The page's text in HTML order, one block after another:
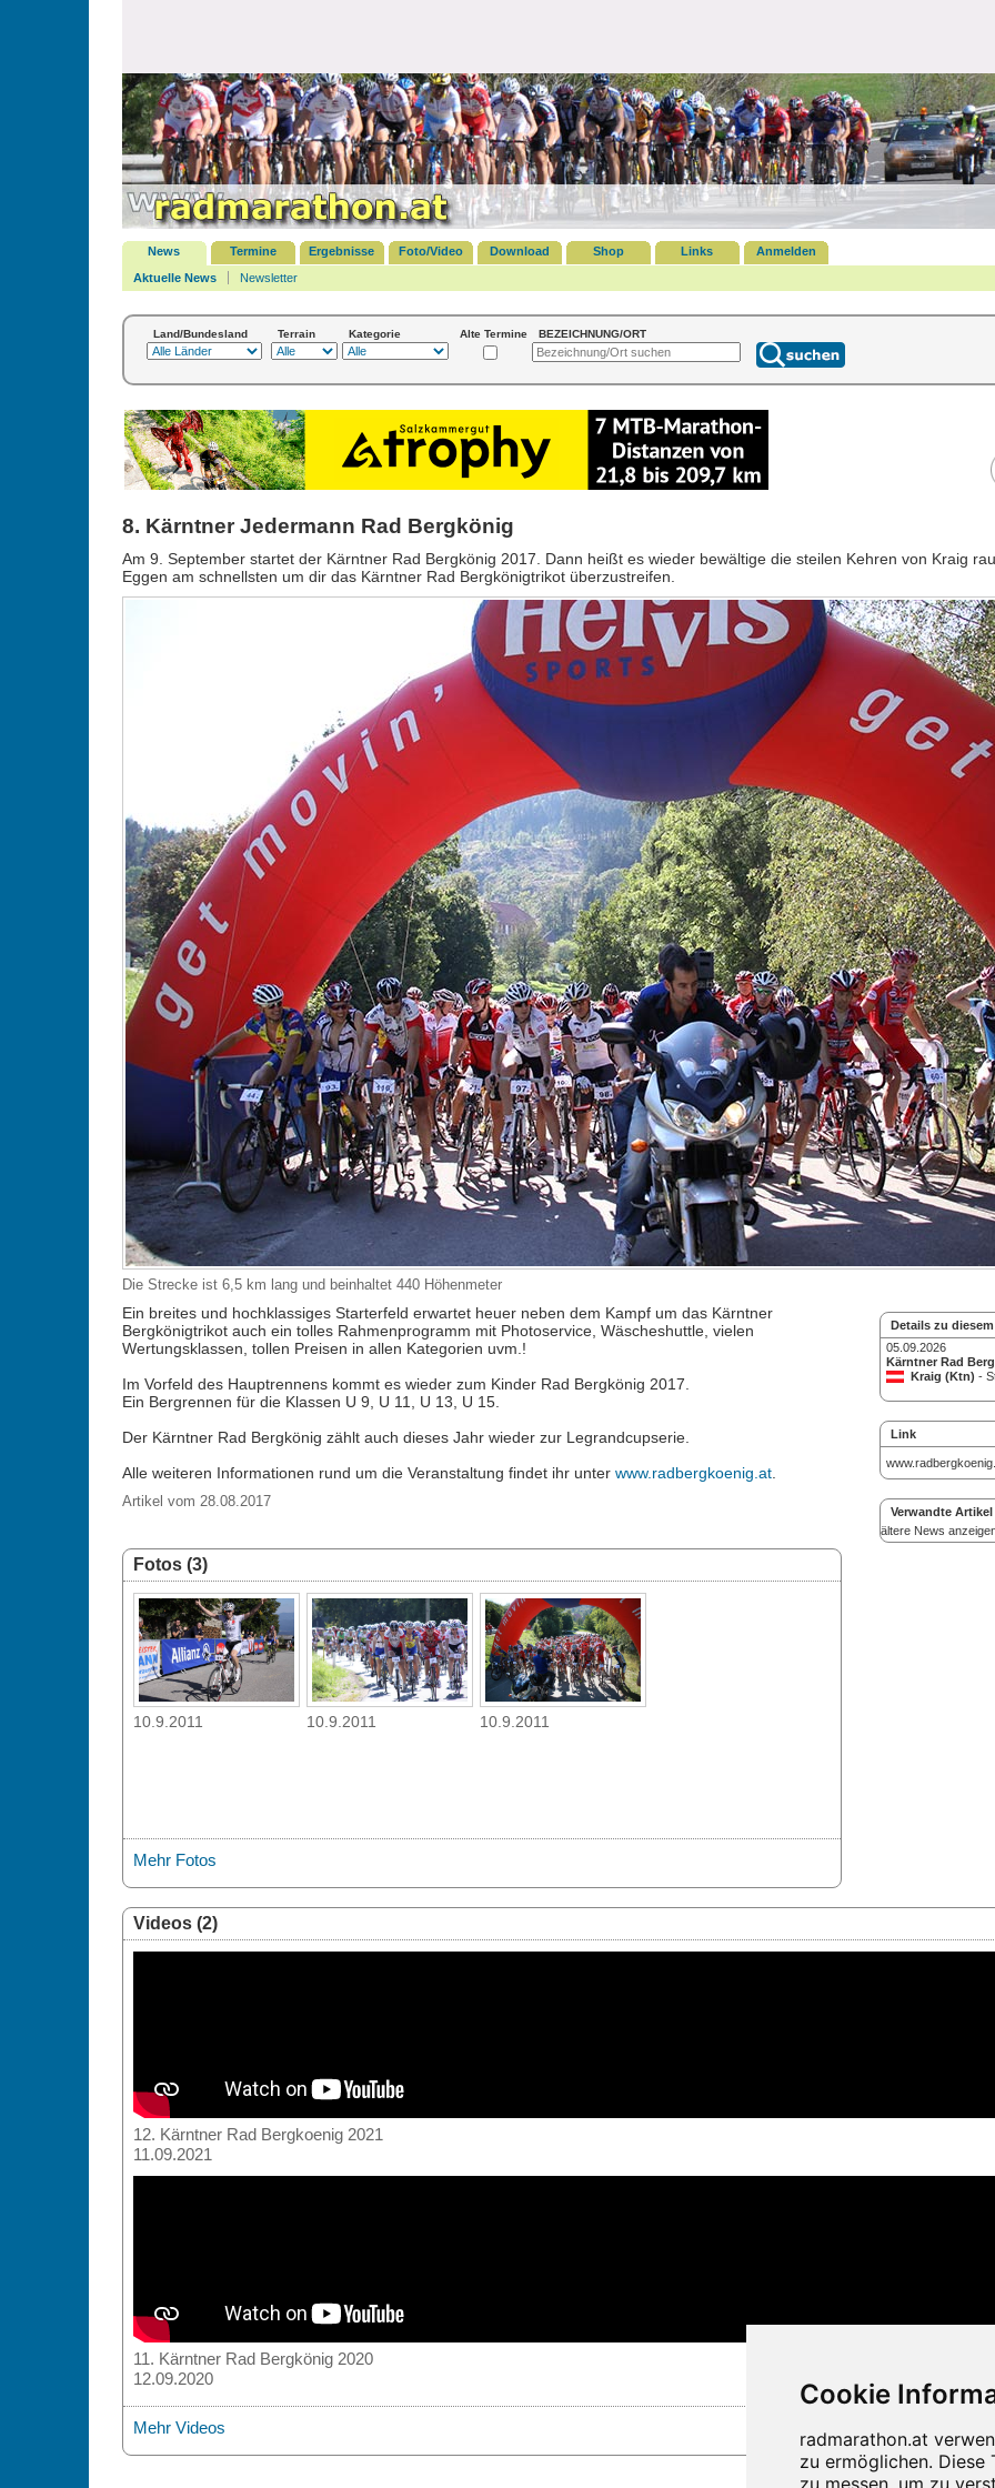
News Termine Ergebnisse Foto/Video Download Shop Links
Anmelden
Aktuelle News
Newsletter
Land/Bundesland Terrain Kategorie Alte Termine BEZEICHNUNG/ORT
8. Kärntner Jedermann Rad Bergkönig
Am 9. September startet der Kärntner Rad Bergkönig 2017. Dann heißt es wieder bewältige die steilen Kehren von Kraig
Eggen am schnellsten um dir das Kärntner Rad Bergkönigtrikot überzustreifen.
Die Strecke ist 6,5 km lang und beinhaltet 440 Höhenmeter
Details zu
05.09.2026
Kärntner Rad
Kraig (Ktn) -
Link
Verwandte Artikel
ältere News
Ein breites und hochklassiges Starterfeld erwartet heuer neben dem Kampf um das Kärntner
Bergkönigtrikot auch ein tolles Rahmenprogramm mit Photoservice, Wäscheshuttle, vielen
Wertungsklassen, tollen Preisen in allen Kategorien uvm.!
Im Vorfeld des Hauptrennens kommt es wieder zum Kinder Rad Bergkönig 2017.
Ein Bergrennen für die Klassen U 9, U 11, U 13, U 15.
Der Kärntner Rad Bergkönig zählt auch dieses Jahr wieder zur Legrandcupserie.
Alle weiteren Informationen rund um die Veranstaltung findet ihr unter www.radbergkoenig.at.
Artikel vom 28.08.2017
Fotos (3)
10.9.2011 10.9.2011 10.9.2011
Mehr Fotos
Videos (2)
12. Kärntner Rad Bergkoenig 2021
11.09.2021
11. Kärntner Rad Bergkönig 2020
12.09.2020
Mehr Videos